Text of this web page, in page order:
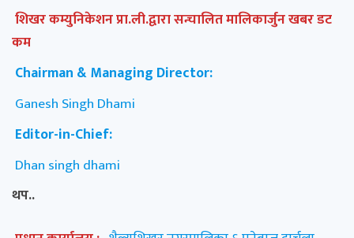
शिखर कम्युनिकेशन प्रा.ली.द्वारा सन्चालित मालिकार्जुन खबर डट
कम
Chairman & Managing Director:
Ganesh Singh Dhami
Editor-in-Chief:
Dhan singh dhami
थप..